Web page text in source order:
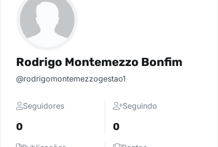
Rodrigo Montemezzo Bonfim
@rodrigomontemezzogestao1
Seguidores
0
Seguindo
0